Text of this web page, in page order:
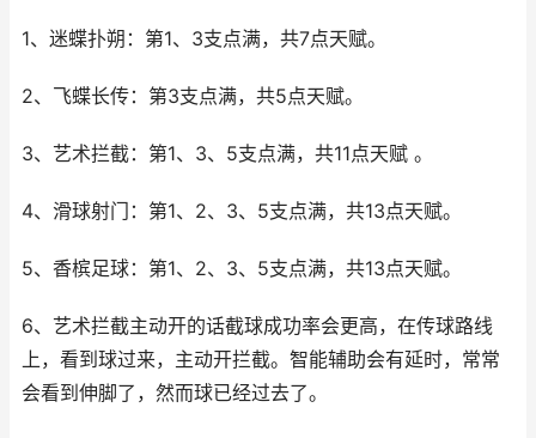
1、迷蝶扑朔：第1、3支点满，共7点天赋。
2、飞蝶长传：第3支点满，共5点天赋。
3、艺术拦截：第1、3、5支点满，共11点天赋 。
4、滑球射门：第1、2、3、5支点满，共13点天赋。
5、香槟足球：第1、2、3、5支点满，共13点天赋。
6、艺术拦截主动开的话截球成功率会更高，在传球路线
上，看到球过来，主动开拦截。智能辅助会有延时，常常
会看到伸脚了，然而球已经过去了。